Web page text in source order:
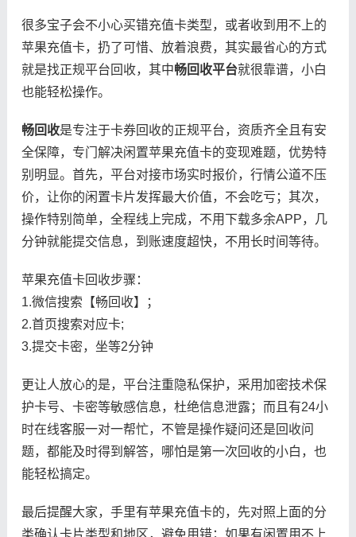
很多宝子会不小心买错充值卡类型，或者收到用不上的
苹果充值卡，扔了可惜、放着浪费，其实最省心的方式
就是找正规平台回收，其中畅回收平台就很靠谱，小白
也能轻松操作。
畅回收是专注于卡券回收的正规平台，资质齐全且有安
全保障，专门解决闲置苹果充值卡的变现难题，优势特
别明显。首先，平台对接市场实时报价，行情公道不压
价，让你的闲置卡片发挥最大价值，不会吃亏；其次，
操作特别简单，全程线上完成，不用下载多余APP，几
分钟就能提交信息，到账速度超快，不用长时间等待。
苹果充值卡回收步骤：
1.微信搜索【畅回收】；
2.首页搜索对应卡;
3.提交卡密，坐等2分钟
更让人放心的是，平台注重隐私保护，采用加密技术保
护卡号、卡密等敏感信息，杜绝信息泄露；而且有24小
时在线客服一对一帮忙，不管是操作疑问还是回收问
题，都能及时得到解答，哪怕是第一次回收的小白，也
能轻松搞定。
最后提醒大家，手里有苹果充值卡的，先对照上面的分
类确认卡片类型和地区，避免用错；如果有闲置用不上